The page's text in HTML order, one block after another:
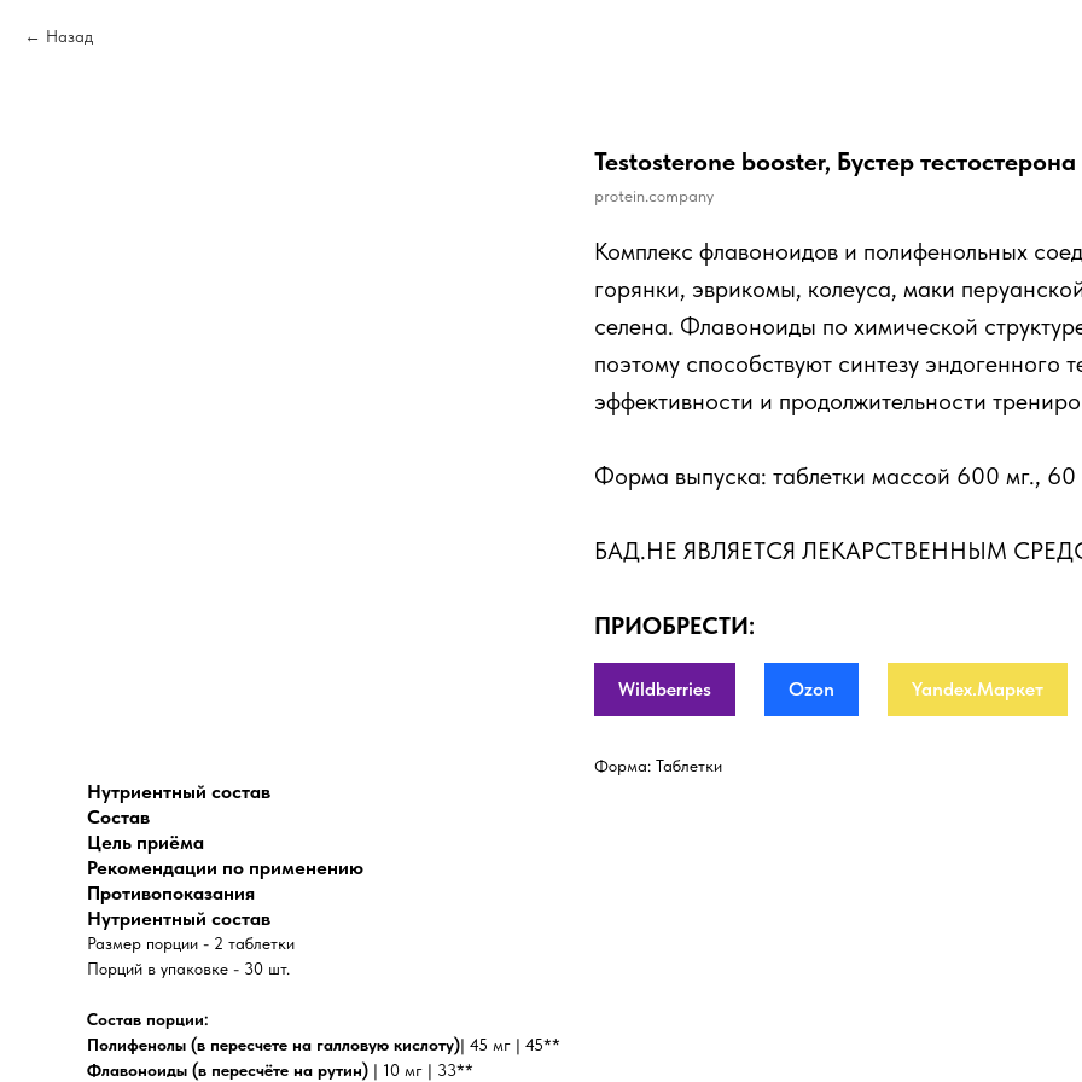
Назад
Testosterone booster, Бустер тестостерона
protein.company
Комплекс флавоноидов и полифенольных
горянки, эврикомы, колеуса, маки
селена. Флавоноиды по химической
поэтому способствуют синтезу эндогенного
эффективности и продолжительности
Форма выпуска: таблетки массой 600 мг., 60
БАД.НЕ ЯВЛЯЕТСЯ ЛЕКАРСТВЕННЫМ
ПРИОБРЕСТИ:
Wildberries Ozon Yandex.Маркет
Форма: Таблетки
Нутриентный состав
Состав
Цель приёма
Рекомендации по применению
Противопоказания
Нутриентный состав
Размер порции - 2 таблетки
Порций в упаковке - 30 шт.
Состав порции:
Полифенолы (в пересчете на галловую кислоту)| 45 мг | 45**
Флавоноиды (в пересчёте на рутин) | 10 мг | 33**